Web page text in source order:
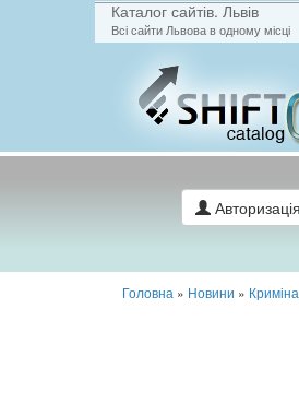
Каталог сайтів. Львів
Всі сайти Львова в одному місці
Авторизація
Головна » Новини »